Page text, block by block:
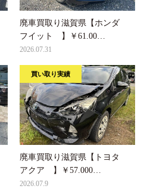
廃車買取り滋賀県【ホンダ
フイット 】￥61.00…
2026.07.31
買い取り実績
廃車買取り滋賀県【トヨタ
アクア 】￥57.000…
2026.07.9